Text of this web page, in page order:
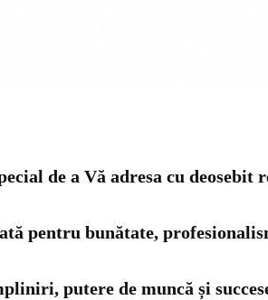
de a Vă adresa cu deosebit
pentru bunătate,
putere de muncă și